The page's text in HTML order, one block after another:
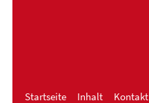
Startseite Inhalt Kontakt